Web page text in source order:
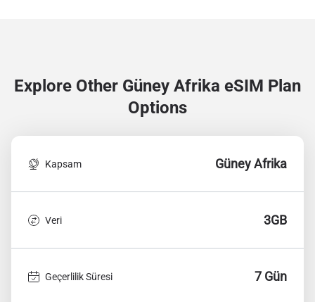
Explore Other Güney Afrika eSIM Plan
Options
Kapsam Güney Afrika
Veri 3GB
Geçerlilik Süresi 7 Gün